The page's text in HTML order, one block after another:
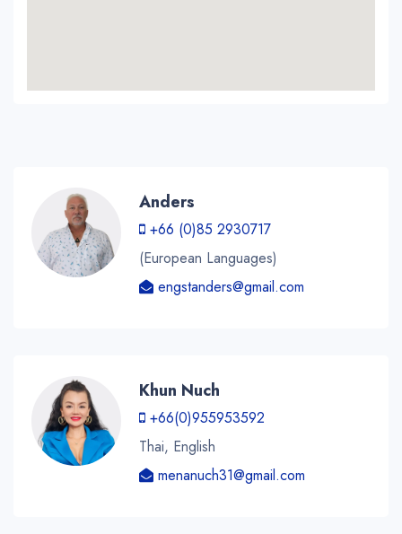
Anders
+66 (0)85 2930717
(European Languages)
engstanders@gmail.com
Khun Nuch
+66(0)955953592
Thai, English
menanuch31@gmail.com